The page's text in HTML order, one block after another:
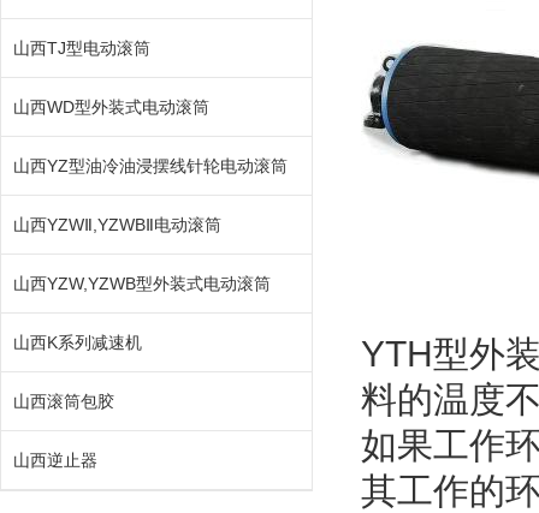
YTH型外
料的温度
如果工作
其工作的
山西TJ型电动滚筒
山西WD型外装式电动滚筒
山西YZ型油冷油浸摆线针轮电动滚筒
山西YZWⅡ,YZWBⅡ电动滚筒
山西YZW,YZWB型外装式电动滚筒
山西K系列减速机
山西滚筒包胶
山西逆止器